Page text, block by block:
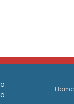
–
Home